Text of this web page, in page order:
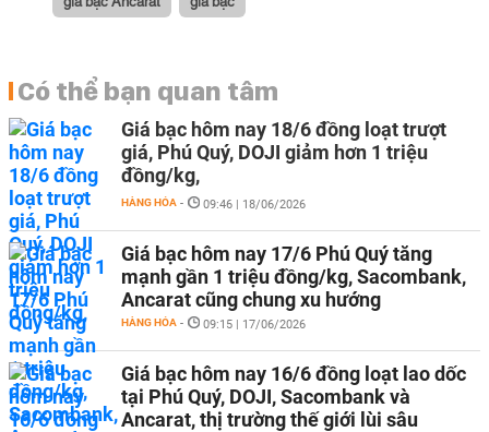
Có thể bạn quan tâm
Giá bạc hôm nay 18/6 đồng loạt trượt
giá, Phú Quý, DOJI giảm hơn 1 triệu
đồng/kg,
HÀNG HÓA - 09:46 | 18/06/2026
Giá bạc hôm nay 17/6 Phú Quý tăng
mạnh gần 1 triệu đồng/kg, Sacombank,
Ancarat cũng chung xu hướng
HÀNG HÓA - 09:15 | 17/06/2026
Giá bạc hôm nay 16/6 đồng loạt lao dốc
tại Phú Quý, DOJI, Sacombank và
Ancarat, thị trường thế giới lùi sâu